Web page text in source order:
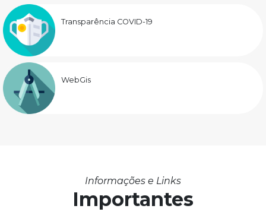
Transparência COVID-19
WebGis
Informações e Links
Importantes